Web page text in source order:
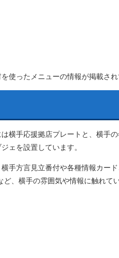
使ったメニューの情報が掲載され
横手応援拠店プレートと、横手
ェを設置しています。
手方言見立番付や各種情報カー
ど、横手の雰囲気や情報に触れて